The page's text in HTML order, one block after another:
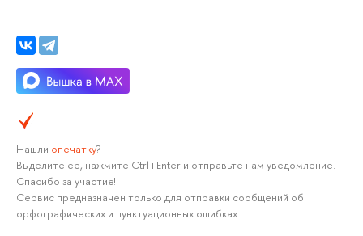
Нашли опечатку?
Выделите её, нажмите Ctrl+Enter и отправьте нам уведомление.
Спасибо за участие!
Сервис предназначен только для отправки сообщений об
орфографических и пунктуационных ошибках.